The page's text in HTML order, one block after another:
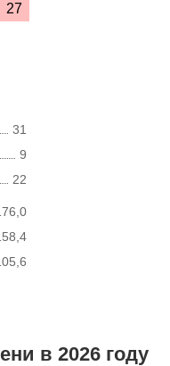
27
31
9
22
в 2026 году